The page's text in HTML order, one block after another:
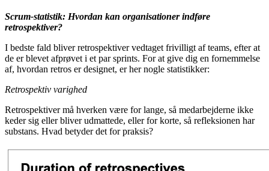
Scrum-statistik: Hvordan kan organisationer indføre
retrospektiver?
I bedste fald bliver retrospektiver vedtaget frivilligt af teams, efter at
de er blevet afprøvet i et par sprints. For at give dig en fornemmelse
af, hvordan retros er designet, er her nogle statistikker:
Retrospektiv varighed
Retrospektiver må hverken være for lange, så medarbejderne ikke
keder sig eller bliver udmattede, eller for korte, så refleksionen har
substans. Hvad betyder det for praksis?